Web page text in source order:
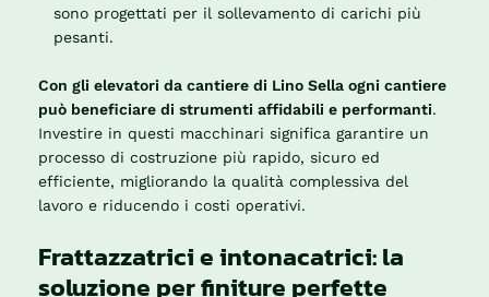
sono progettati per il sollevamento di carichi più
pesanti.
Con gli elevatori da cantiere di Lino Sella ogni cantiere
può beneficiare di strumenti affidabili e performanti.
Investire in questi macchinari significa garantire un
processo di costruzione più rapido, sicuro ed
efficiente, migliorando la qualità complessiva del
lavoro e riducendo i costi operativi.
Frattazzatrici e intonacatrici: la
soluzione per finiture perfette